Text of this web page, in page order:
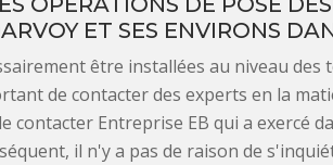
ET SES ENVIRONS
être installées au niveau
de contacter des experts en la
contacter Entreprise EB qui a exercé
il n'y a pas de raison de